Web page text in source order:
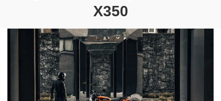
X350